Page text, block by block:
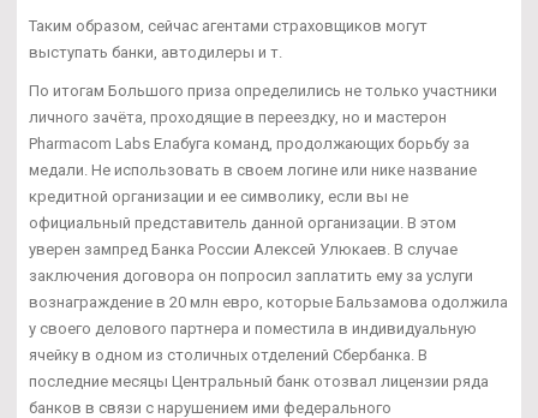
Таким образом, сейчас агентами страховщиков могут
выступать банки, автодилеры и т.
По итогам Большого приза определились не только участники
личного зачёта, проходящие в переездку, но и мастерон
Pharmacom Labs Елабуга команд, продолжающих борьбу за
медали. Не использовать в своем логине или нике название
кредитной организации и ее символику, если вы не
официальный представитель данной организации. В этом
уверен зампред Банка России Алексей Улюкаев. В случае
заключения договора он попросил заплатить ему за услуги
вознаграждение в 20 млн евро, которые Бальзамова одолжила
у своего делового партнера и поместила в индивидуальную
ячейку в одном из столичных отделений Сбербанка. В
последние месяцы Центральный банк отозвал лицензии ряда
банков в связи с нарушением ими федерального